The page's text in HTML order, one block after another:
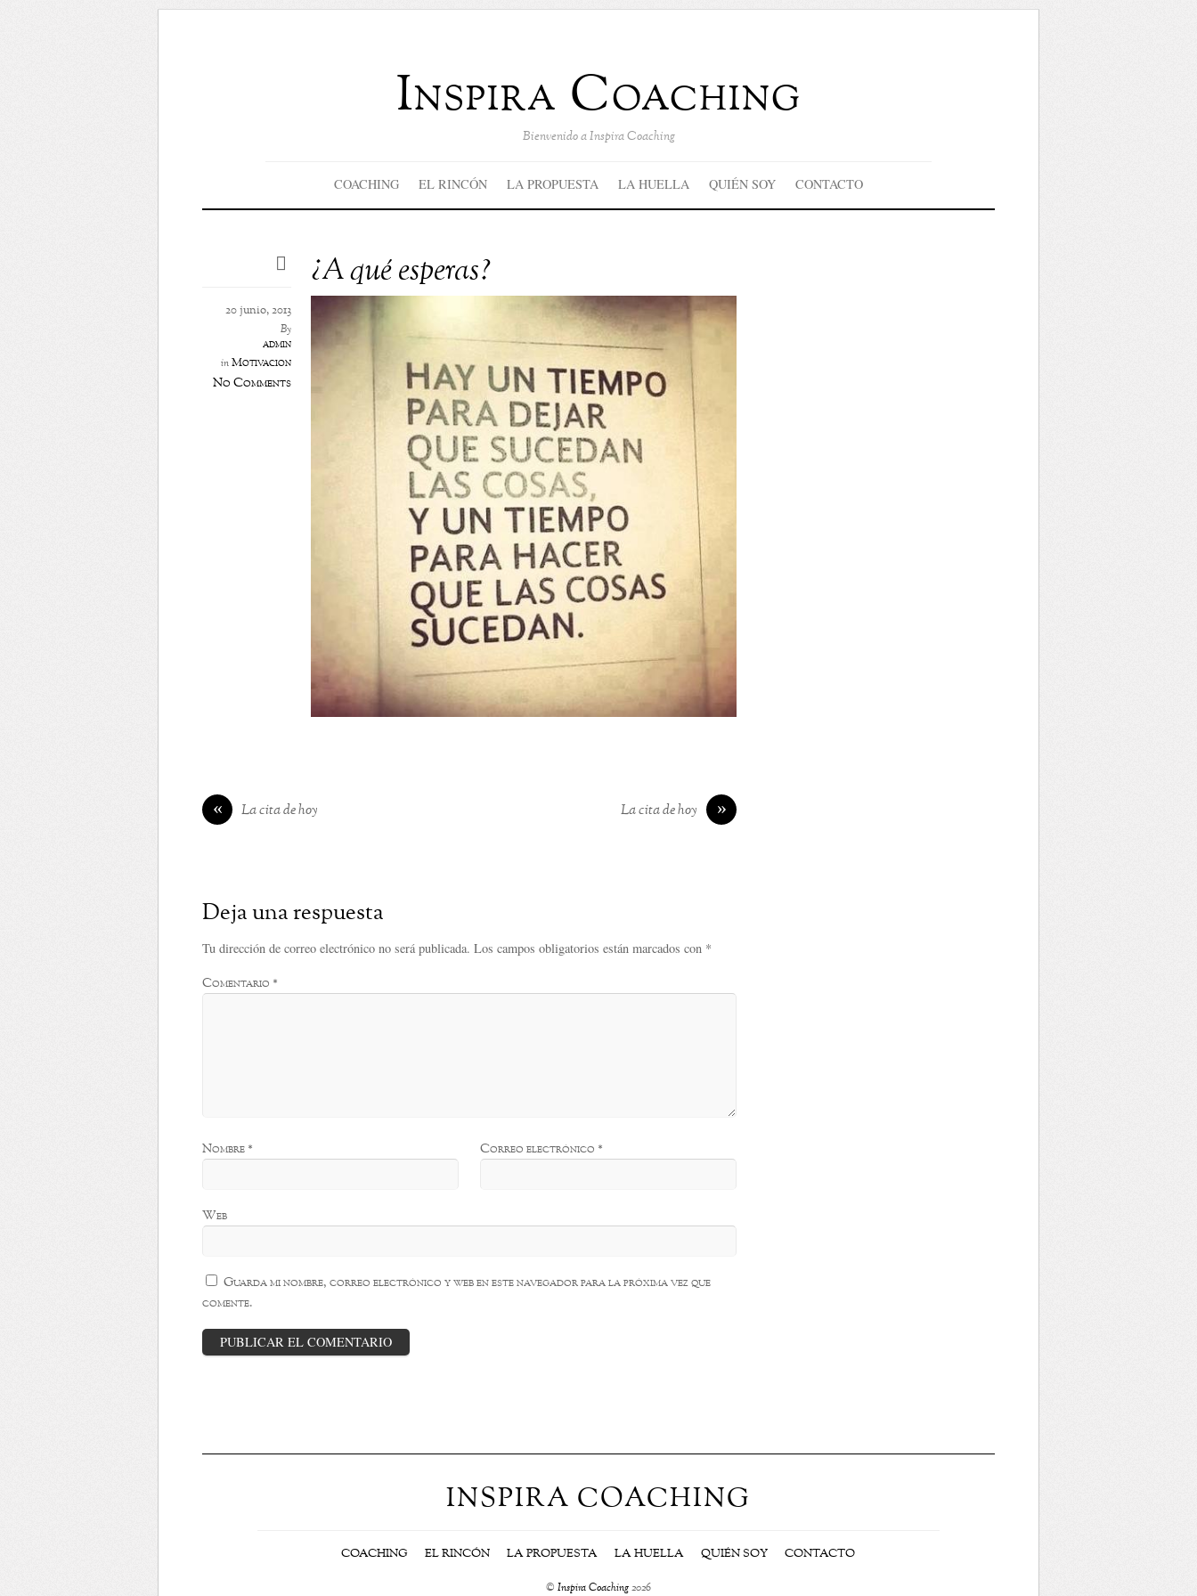
Inspira Coaching
Bienvenido a Inspira Coaching
COACHING EL RINCÓN LA PROPUESTA LA HUELLA QUIÉN SOY CONTACTO
¿A qué esperas?
20 junio, 2013
By
admin
inMotivación
No Comments
« La cita de hoy »
La cita de hoy
Deja una respuesta
Tu dirección de correo electrónico no será publicada. Los campos obligatorios están marcados con *
Comentario *
Nombre * Correo electrónico *
Web
Guarda mi nombre, correo electrónico y web en este navegador para la próxima vez que
comente.
INSPIRA COACHING
COACHING EL RINCÓN LA PROPUESTA LA HUELLA QUIÉN SOY CONTACTO
© Inspira Coaching2026